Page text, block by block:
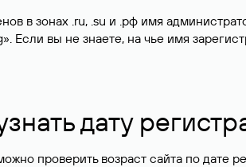
в зонах .ru, .su и .рф имя
Если вы не знаете, на чье имя
дату
проверить возраст сайта по дате